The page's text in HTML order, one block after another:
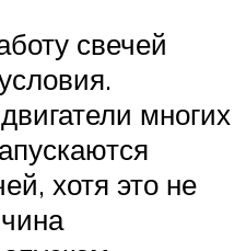
свечей
многих
хотя это не